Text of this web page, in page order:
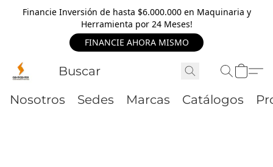
Financie Inversión de hasta $6.000.000 en Maquinaria y
Herramienta por 24 Meses!
FINANCIE AHORA MISMO
Nosotros Sedes Marcas Catálogos